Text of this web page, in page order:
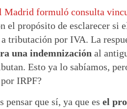
Madrid formuló consulta
el propósito de esclarecer si
tributación por IVA. La
una indemnización al
Esto ya lo sabíamos,
IRPF?
que sí, ya que es el